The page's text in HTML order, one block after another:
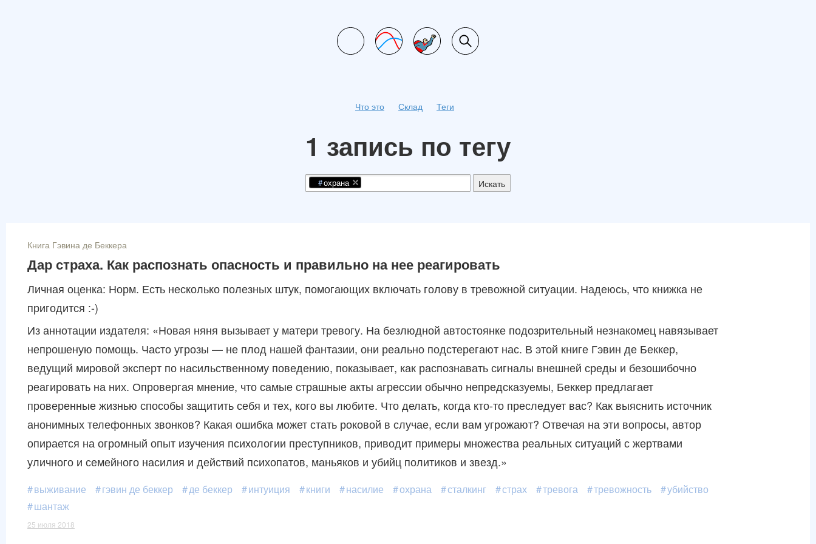
Что это Склад Теги
1 запись по тегу
охрана Искать
Книга Гэвина де Беккера
Дар страха. Как распознать опасность и правильно на нее реагировать
Личная оценка: Норм. Есть несколько полезных штук, помогающих включать голову в тревожной ситуации. Надеюсь, что книжка не
пригодится :-)
Из аннотации издателя: «Новая няня вызывает у матери тревогу. На безлюдной автостоянке подозрительный незнакомец навязывает
непрошеную помощь. Часто угрозы — не плод нашей фантазии, они реально подстерегают нас. В этой книге Гэвин де Беккер,
ведущий мировой эксперт по насильственному поведению, показывает, как распознавать сигналы внешней среды и безошибочно
реагировать на них. Опровергая мнение, что самые страшные акты агрессии обычно непредсказуемы, Беккер предлагает
проверенные жизнью способы защитить себя и тех, кого вы любите. Что делать, когда кто-то преследует вас? Как выяснить источник
анонимных телефонных звонков? Какая ошибка может стать роковой в случае, если вам угрожают? Отвечая на эти вопросы, автор
опирается на огромный опыт изучения психологии преступников, приводит примеры множества реальных ситуаций с жертвами
уличного и семейного насилия и действий психопатов, маньяков и убийц политиков и звезд.»
выживание гэвин де беккер де беккер интуиция книги насилие охрана сталкинг страх тревога тревожность
убийство
шантаж
25 июля 2018